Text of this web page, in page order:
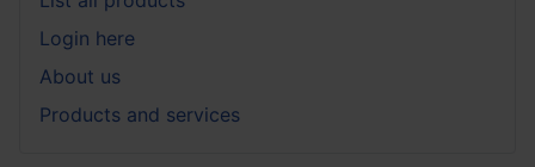
Login here
About us
Products and services